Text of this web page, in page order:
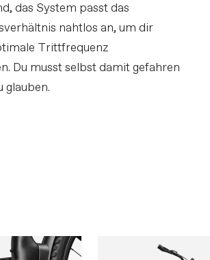
das System passt das
nahtlos an, um dir
Trittfrequenz
Du musst selbst damit gefahren
glauben.